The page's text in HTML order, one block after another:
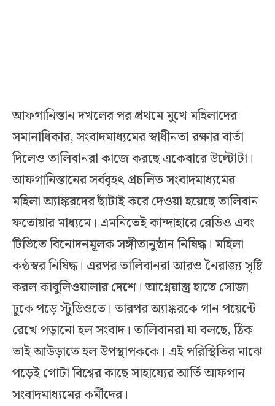
আফগানিস্তান দখলের পর প্রথমে মুখে মহিলাদের
সমানাধিকার, সংবাদমাধ্যমের স্বাধীনতা রক্ষার বার্তা
দিলেও তালিবানরা কাজে করছে একেবারে উল্টোটা।
আফগানিস্তানের সর্ববৃহৎ প্রচলিত সংবাদমাধ্যমের
মহিলা অ্যাঙ্করদের ছাঁটাই করে দেওয়া হয়েছে তালিবান
ফতোয়ার মাধ্যমে। এমনিতেই কান্দাহারে রেডিও এবং
টিভিতে বিনোদনমূলক সঙ্গীতানুষ্ঠান নিষিদ্ধ। মহিলা
কন্ঠস্বর নিষিদ্ধ। এরপর তালিবানরা আরও নৈরাজ্য সৃষ্টি
করল কাবুলিওয়ালার দেশে। আগ্নেয়াস্ত্র হাতে সোজা
ঢুকে পড়ে স্টুডিওতে। তারপর অ্যাঙ্করকে গান পয়েন্টে
রেখে পড়ানো হল সংবাদ। তালিবানরা যা বলছে, ঠিক
তাই আউড়াতে হল উপস্থাপককে। এই পরিস্থিতির মাঝে
পড়েই গোটা বিশ্বের কাছে সাহায্যের আর্তি আফগান
সংবাদমাধ্যমের কর্মীদের।